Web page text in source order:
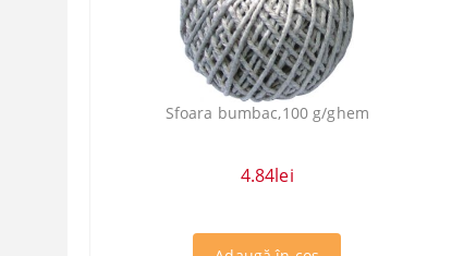
Sfoara bumbac,100 g/ghem
4.84lei